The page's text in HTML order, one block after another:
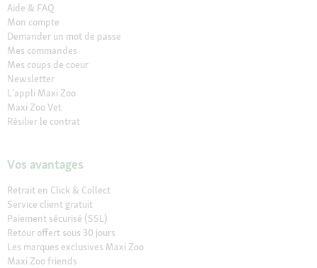
Aide & FAQ
Mon compte
Demander un mot de passe
Mes commandes
Mes coups de coeur
Newsletter
L'appli Maxi Zoo
Maxi Zoo Vet
Résilier le contrat
Vos avantages
Retrait en Click & Collect
Service client gratuit
Paiement sécurisé (SSL)
Retour offert sous 30 jours
Les marques exclusives Maxi Zoo
Maxi Zoo friends